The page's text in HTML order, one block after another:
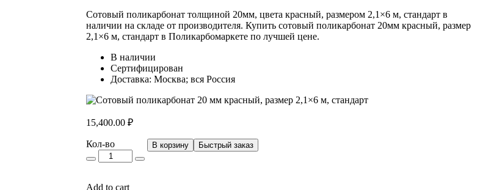
пользователей
Сотовый поликарбонат толщиной 20мм, цвета красный, размером 2,1×6 м, стандарт в
наличии на складе от производителя. Купить сотовый поликарбонат 20мм красный, размер
2,1×6 м, стандарт в Поликарбомаркете по лучшей цене.
В наличии
Сертифицирован
Доставка: Москва; вся Россия
15,400.00 ₽
Кол-воКол-
В корзину Быстрый заказ
Add to cart